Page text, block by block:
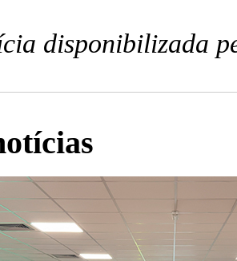
disponibilizada